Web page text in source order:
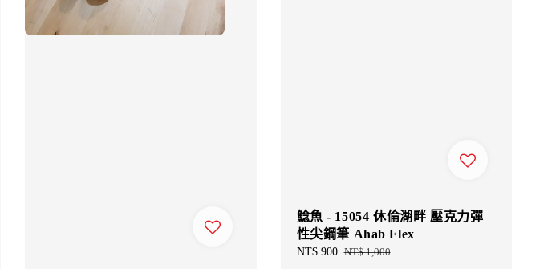
鯰魚 - 15054 休倫湖畔 壓克力彈
性尖鋼筆 Ahab Flex
Sale
NT$ 900 Regular
NT$ 1,000